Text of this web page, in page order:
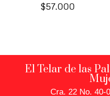
$57.000
El Telar de las
Cra. 22 No. 40-